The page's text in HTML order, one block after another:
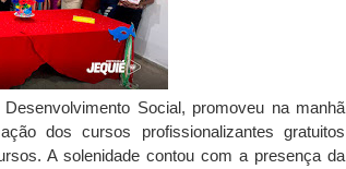
Social, promoveu na manhã
dos cursos profissionalizantes gratuitos
A solenidade contou com a presença da